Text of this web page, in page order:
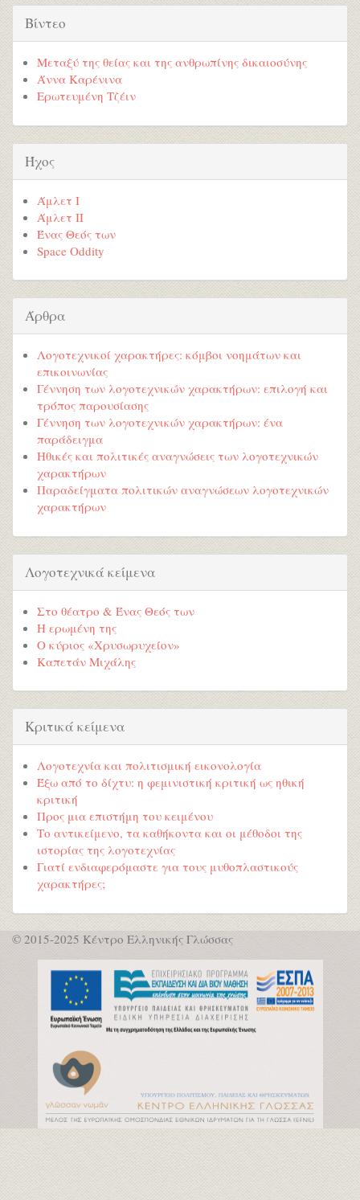
Βίντεο
Μεταξύ της θείας και της ανθρωπίνης δικαιοσύνης
Άννα Καρένινα
Ερωτευμένη Τζέιν
Ήχος
Άμλετ Ι
Άμλετ ΙΙ
Ένας Θεός των
Space Oddity
Άρθρα
Λογοτεχνικοί χαρακτήρες: κόμβοι νοημάτων και
επικοινωνίας
Γέννηση των λογοτεχνικών χαρακτήρων: επιλογή και
τρόπος παρουσίασης
Γέννηση των λογοτεχνικών χαρακτήρων: ένα
παράδειγμα
Ηθικές και πολιτικές αναγνώσεις των λογοτεχνικών
χαρακτήρων
Παραδείγματα πολιτικών αναγνώσεων λογοτεχνικών
χαρακτήρων
Λογοτεχνικά κείμενα
Στο θέατρο & Ένας Θεός των
Η ερωμένη της
Ο κύριος «Χρυσωρυχείον»
Καπετάν Μιχάλης
Κριτικά κείμενα
Λογοτεχνία και πολιτισμική εικονολογία
Έξω από το δίχτυ: η φεμινιστική κριτική ως ηθική
κριτική
Προς μια επιστήμη του κειμένου
Το αντικείμενο, τα καθήκοντα και οι μέθοδοι της
ιστορίας της λογοτεχνίας
Γιατί ενδιαφερόμαστε για τους μυθοπλαστικούς
χαρακτήρες;
© 2015-2025 Κέντρο Ελληνικής Γλώσσας